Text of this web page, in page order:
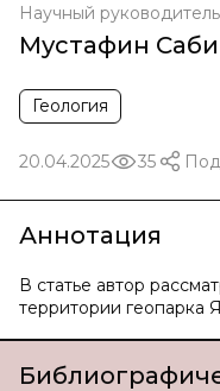
Научный руководитель
Мустафин
Геология
20.04.2025 35
Аннотация
В статье автор
территории геопарка